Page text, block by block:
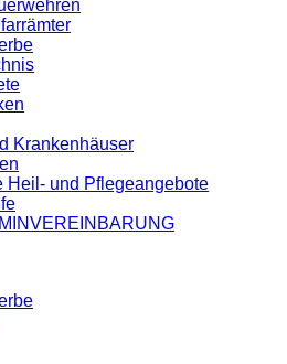
Krankenhäuser
Heil- und Pflegeangebote